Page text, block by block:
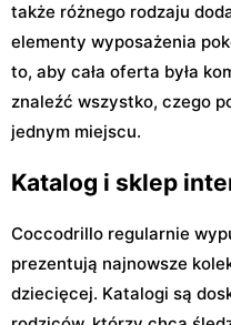
także różnego rodzaju
elementy wyposażenia
to, aby cała oferta była
znaleźć wszystko, czego
jednym miejscu.
Katalog i sklep
Coccodrillo regularnie
prezentują najnowsze
dziecięcej. Katalogi są